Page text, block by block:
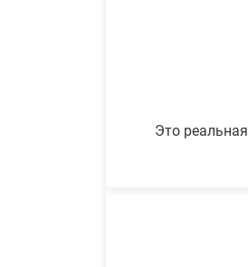
Это